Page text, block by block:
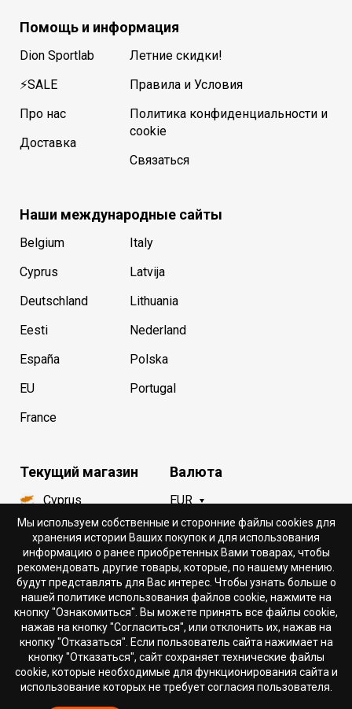
Помощь и информация
Dion Sportlab
⚡SALE
Про нас
Доставка
Летние скидки!
Правила и Условия
Политика конфиденциальности и
cookie
Связаться
Наши международные сайты
Belgium
Cyprus
Deutschland
Eesti
España
EU
France
Italy
Latvija
Lithuania
Nederland
Polska
Portugal
Текущий магазин
Cyprus
Язык
Русский
Валюта
EUR
Мы используем собственные и сторонние файлы cookies для
хранения истории Ваших покупок и для использования
информацию о ранее приобретенных Вами товарах, чтобы
рекомендовать другие товары, которые, по нашему мнению.
будут представлять для Вас интерес. Чтобы узнать больше о
нашей политике использования файлов cookie, нажмите на
кнопку "Ознакомиться". Вы можете принять все файлы cookie,
нажав на кнопку "Согласиться", или отклонить их, нажав на
кнопку "Отказаться". Если пользователь сайта нажимает на
кнопку "Отказаться", сайт сохраняет технические файлы
cookie, которые необходимые для функционирования сайта и
использование которых не требует согласия пользователя.